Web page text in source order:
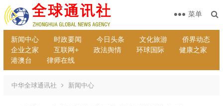
新闻中心 时政要闻 今日头条 文化旅游
侨界动态
企业之家
互联网+ 政法舆情 环球国际
健康之家
港澳台
律师在线
菜单
中华全球通讯社 新闻中心